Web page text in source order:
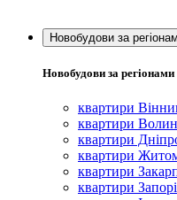
Новобудови за
Новобудови за регіонами
квартири
квартири
квартири
квартири
квартири
квартири